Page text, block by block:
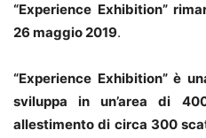
“Experience Exhibition”
26 maggio 2019.
“Experience Exhibition” è
sviluppa in un’area di
allestimento di circa 300